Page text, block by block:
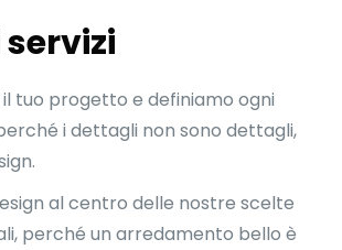
tuo progetto e definiamo ogni
i dettagli non sono dettagli,
al centro delle nostre scelte
perché un arredamento bello è